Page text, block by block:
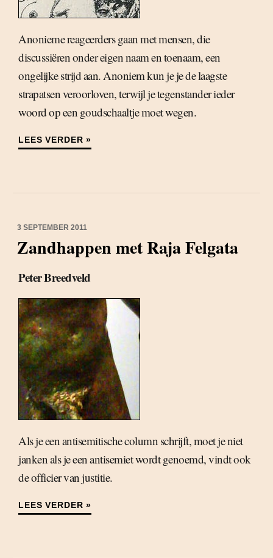
Anonieme reageerders gaan met mensen, die
discussiëren onder eigen naam en toenaam, een
ongelijke strijd aan. Anoniem kun je je de laagste
strapatsen veroorloven, terwijl je tegenstander ieder
woord op een goudschaaltje moet wegen.
LEES VERDER »
3 SEPTEMBER 2011
Zandhappen met Raja Felgata
Peter Breedveld
Als je een antisemitische column schrijft, moet je niet
janken als je een antisemiet wordt genoemd, vindt ook
de officier van justitie.
LEES VERDER »